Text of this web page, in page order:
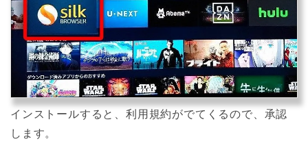
インストールすると、利用規約がでてくるので、承認
します。